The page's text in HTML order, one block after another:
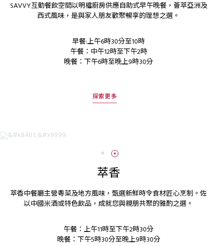
SAVVY互動餐飲空間以明檔廚房供應自助式早午晚餐，薈萃亞洲及
西式風味，是與家人朋友歡聚暢享的理想之選。
早餐:上午6時30分至10時
午餐：中午12時至下午2時
晚餐：下午6時至晚上9時30分
探索更多
萃香
萃香中餐廳主營粵菜及地方風味，甄選新鮮時令食材匠心烹制。佐
以中國米酒或特色飲品，成就您與親朋共聚的雅酌之選。
午餐：上午11時至下午2時30分
晚餐：下午5時30分至晚上9時30分